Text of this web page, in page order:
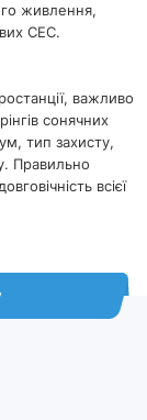
живлення,
СЕС.
важливо
сонячних
тип захисту,
Правильно
всієї